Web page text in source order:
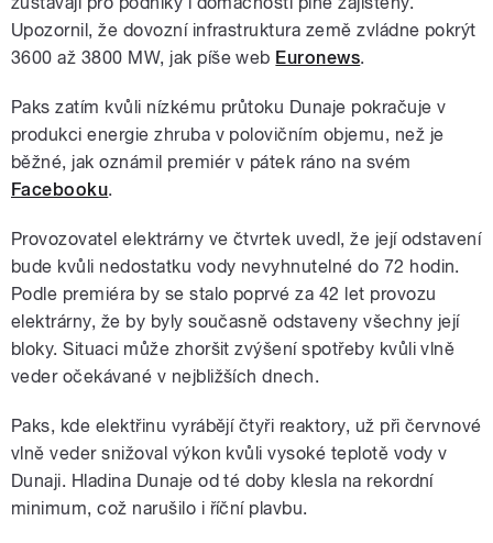
Upozornil, že dovozní infrastruktura země zvládne pokrýt
3600 až 3800 MW, jak píše web Euronews.
Paks zatím kvůli nízkému průtoku Dunaje pokračuje v
produkci energie zhruba v polovičním objemu, než je
běžné, jak oznámil premiér v pátek ráno na svém
Facebooku.
Provozovatel elektrárny ve čtvrtek uvedl, že její odstavení
bude kvůli nedostatku vody nevyhnutelné do 72 hodin.
Podle premiéra by se stalo poprvé za 42 let provozu
elektrárny, že by byly současně odstaveny všechny její
bloky. Situaci může zhoršit zvýšení spotřeby kvůli vlně
veder očekávané v nejbližších dnech.
Paks, kde elektřinu vyrábějí čtyři reaktory, už při červnové
vlně veder snižoval výkon kvůli vysoké teplotě vody v
Dunaji. Hladina Dunaje od té doby klesla na rekordní
minimum, což narušilo i říční plavbu.